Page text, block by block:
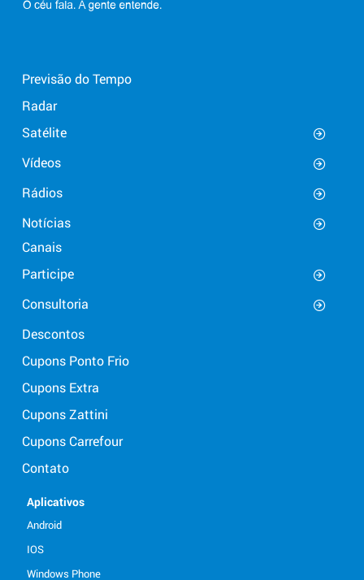
Previsão do Tempo
Radar
Satélite
Vídeos
Rádios
Notícias
Canais
Participe
Consultoria
Descontos
Cupons Ponto Frio
Cupons Extra
Cupons Zattini
Cupons Carrefour
Contato
Aplicativos
Android
IOS
Windows Phone